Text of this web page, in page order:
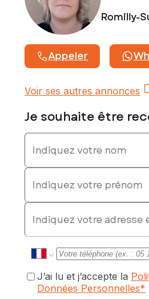
commercial immatriculé au
530833383
Romilly-
Appeler
Voir ses autres annonces
Je souhaite être
Indiquez votre nom
Indiquez votre prénom
E-mail
J’ai lu et j’accepte la
Données Personnelles*